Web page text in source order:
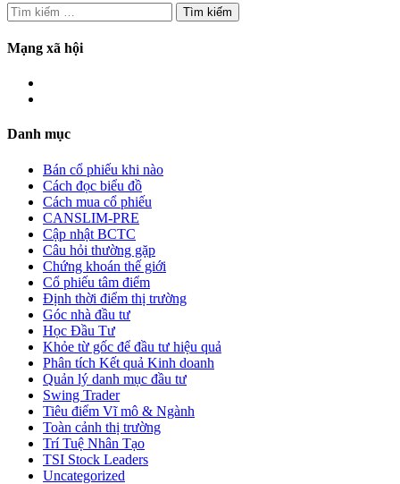
Tìm
kiếm
cho:
Mạng xã hội
Danh mục
Bán cổ phiếu khi nào
Cách đọc biểu đồ
Cách mua cổ phiếu
CANSLIM-PRE
Cập nhật BCTC
Câu hỏi thường gặp
Chứng khoán thế giới
Cổ phiếu tâm điểm
Định thời điểm thị trường
Góc nhà đầu tư
Học Đầu Tư
Khỏe từ gốc để đầu tư hiệu quả
Phân tích Kết quả Kinh doanh
Quản lý danh mục đầu tư
Swing Trader
Tiêu điểm Vĩ mô & Ngành
Toàn cảnh thị trường
Trí Tuệ Nhân Tạo
TSI Stock Leaders
Uncategorized